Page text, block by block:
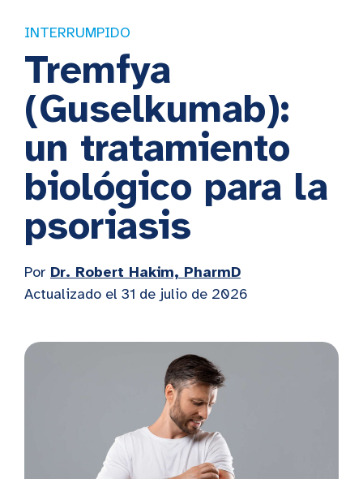
INTERRUMPIDO
Tremfya
(Guselkumab):
un tratamiento
biológico para la
psoriasis
Por Dr. Robert Hakim, PharmD
Actualizado el 31 de julio de 2026